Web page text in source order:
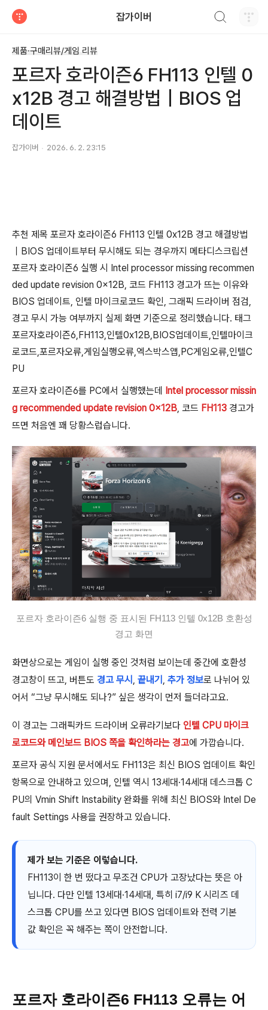
잡가이버
제품·구매리뷰/게임 리뷰
포르자 호라이즌6 FH113 인텔 0
x12B 경고 해결방법｜BIOS 업
데이트
잡가이버 2026. 6. 2. 23:15
추천 제목 포르자 호라이즌6 FH113 인텔 0x12B 경고 해결방법
｜BIOS 업데이트부터 무시해도 되는 경우까지 메타디스크립션
포르자 호라이즌6 실행 시 Intel processor missing recommen
ded update revision 0x12B, 코드 FH113 경고가 뜨는 이유와
BIOS 업데이트, 인텔 마이크로코드 확인, 그래픽 드라이버 점검,
경고 무시 가능 여부까지 실제 화면 기준으로 정리했습니다. 태그
포르자호라이즌6,FH113,인텔0x12B,BIOS업데이트,인텔마이크
로코드,포르자오류,게임실행오류,엑스박스앱,PC게임오류,인텔C
PU
포르자 호라이즌6를 PC에서 실행했는데 Intel processor missin
g recommended update revision 0x12B, 코드 FH113 경고가
뜨면 처음엔 꽤 당황스럽습니다.
포르자 호라이즌6 실행 중 표시된 FH113 인텔 0x12B 호환성
경고 화면
화면상으로는 게임이 실행 중인 것처럼 보이는데 중간에 호환성
경고창이 뜨고, 버튼도 경고 무시 , 끝내기 , 추가 정보로 나뉘어 있
어서 “그냥 무시해도 되나?” 싶은 생각이 먼저 들더라고요.
이 경고는 그래픽카드 드라이버 오류라기보다 인텔 CPU 마이크
로코드와 메인보드 BIOS 쪽을 확인하라는 경고에 가깝습니다.
포르자 공식 지원 문서에서도 FH113은 최신 BIOS 업데이트 확인
항목으로 안내하고 있으며, 인텔 역시 13세대·14세대 데스크톱 C
PU의 Vmin Shift Instability 완화를 위해 최신 BIOS와 Intel De
fault Settings 사용을 권장하고 있습니다.
제가 보는 기준은 이렇습니다.
FH113이 한 번 떴다고 무조건 CPU가 고장났다는 뜻은 아
닙니다. 다만 인텔 13세대·14세대, 특히 i7/i9 K 시리즈 데
스크톱 CPU를 쓰고 있다면 BIOS 업데이트와 전력 기본
값 확인은 꼭 해주는 쪽이 안전합니다.
포르자 호라이즌6 FH113 오류는 어